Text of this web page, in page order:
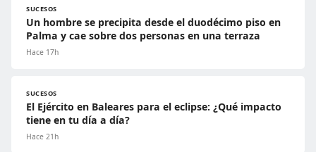
SUCESOS
Un hombre se precipita desde el duodécimo piso en
Palma y cae sobre dos personas en una terraza
Hace 17h
SUCESOS
El Ejército en Baleares para el eclipse: ¿Qué impacto
tiene en tu día a día?
Hace 21h